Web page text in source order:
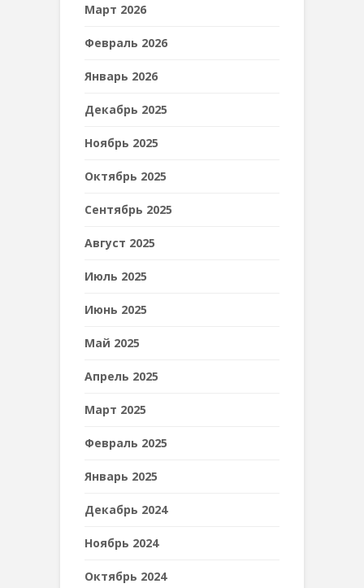
Март 2026
Февраль 2026
Январь 2026
Декабрь 2025
Ноябрь 2025
Октябрь 2025
Сентябрь 2025
Август 2025
Июль 2025
Июнь 2025
Май 2025
Апрель 2025
Март 2025
Февраль 2025
Январь 2025
Декабрь 2024
Ноябрь 2024
Октябрь 2024